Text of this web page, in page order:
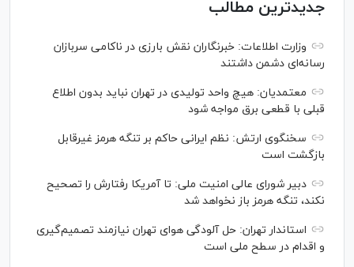
جدیدترین مطالب
وزارت اطلاعات: خبرنگاران نقش بارزی در ناکامی سربازان
رسانه‌ای دشمن داشتند
معتمدیان: هیچ واحد تولیدی در تهران نباید بدون اطلاع
قبلی با قطعی برق مواجه شود
سخنگوی ارتش: نظم ایرانی حاکم بر تنگه هرمز غیرقابل
بازگشت است
دبیر شورای عالی امنیت ملی: تا آمریکا رفتارش را تصحیح
نکند، تنگه هرمز باز نخواهد شد
استاندار تهران: حل آلودگی هوای تهران نیازمند تصمیم‌گیری
و اقدام در سطح ملی است